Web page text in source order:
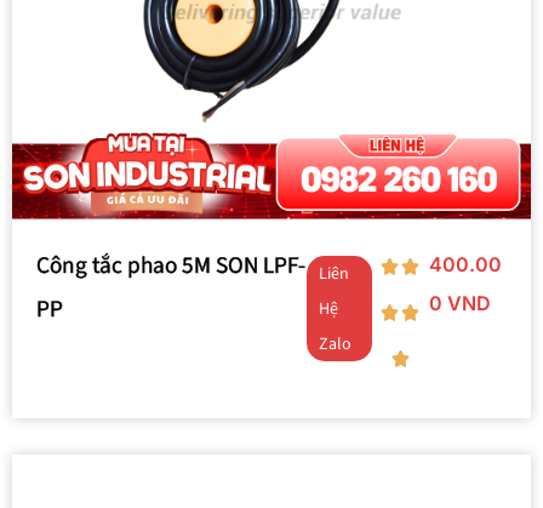
Công tắc phao 5M SON LPF-
PP
Liên
Hệ
Zalo
400.00
0VND